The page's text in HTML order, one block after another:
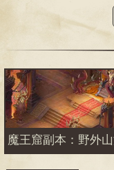
魔王窟副本：野外